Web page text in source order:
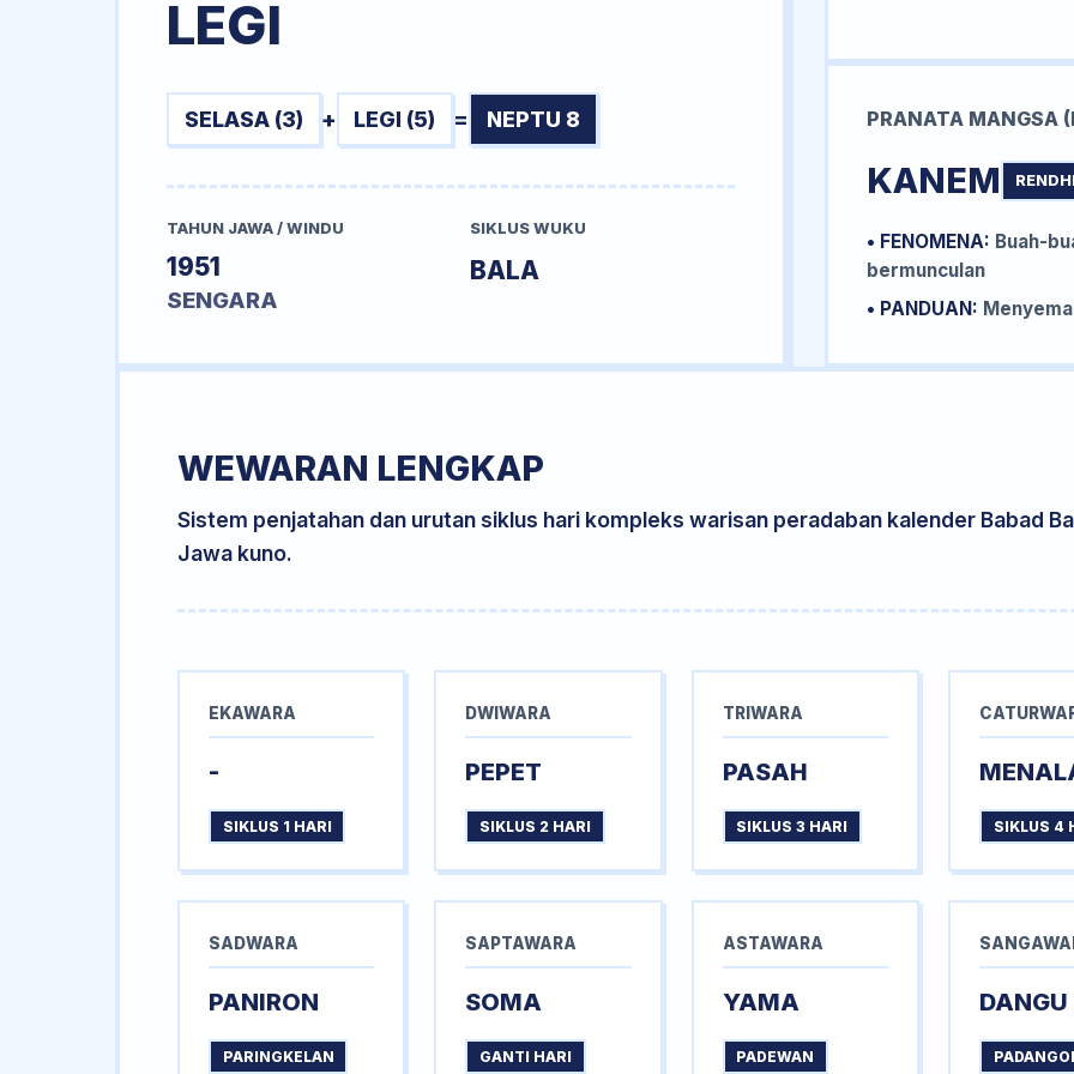
LEGI
SELASA (3) + LEGI (5) = NEPTU 8
TAHUN JAWA / WINDU
1951
SENGARA
SIKLUS WUKU
BALA
PRANATA MANGSA
KANEM
• FENOMENA: Buah-
bermunculan
• PANDUAN:
WEWARAN LENGKAP
Sistem penjatahan dan urutan siklus hari kompleks warisan peradaban kalender Babad
Jawa kuno.
EKAWARA
-
SIKLUS 1 HARI
DWIWARA
PEPET
SIKLUS 2 HARI
TRIWARA
PASAH
SIKLUS 3 HARI SIKLUS 4
SADWARA
PANIRON
PARINGKELAN
SAPTAWARA
SOMA
GANTI HARI
ASTAWARA
YAMA
PADEWAN
DANGU